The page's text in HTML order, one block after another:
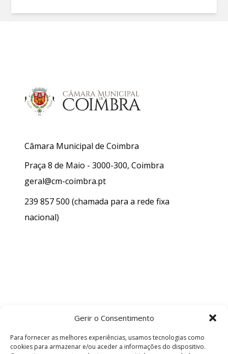
Gerir o Consentimento
Para fornecer as melhores experiências, usamos tecnologias como
cookies para armazenar e/ou aceder a informações do dispositivo.
Câmara Municipal de Coimbra
Praça 8 de Maio - 3000-300, Coimbra
geral@cm-coimbra.pt
239 857 500 (chamada para a rede fixa
nacional)